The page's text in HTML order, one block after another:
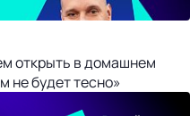
открыть в домашнем
не будет тесно»